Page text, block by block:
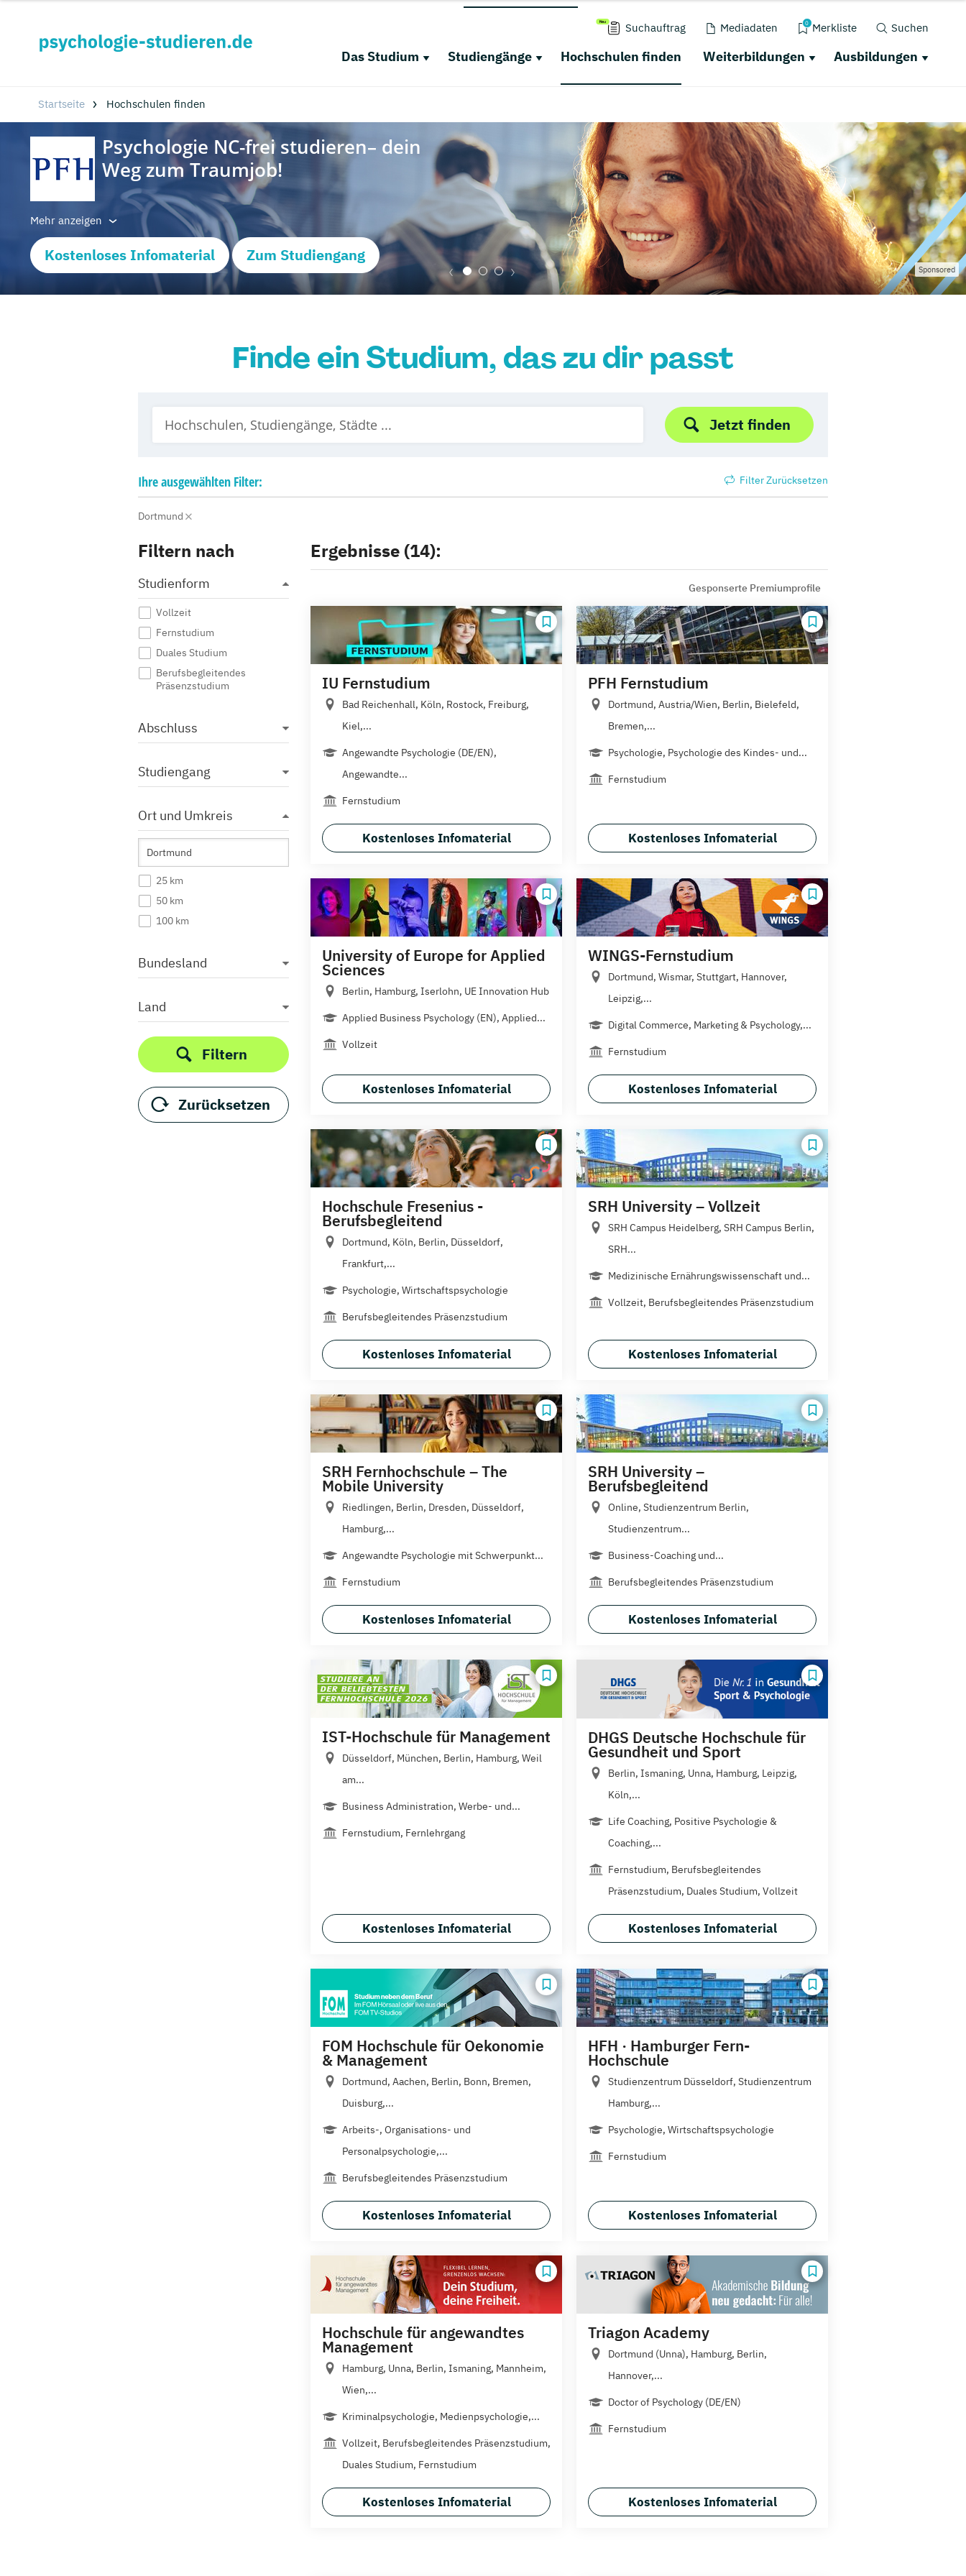
Suchauftrag Mediadaten 0 Merkliste Suchen
Das Studium Studiengänge Hochschulen finden Weiterbildungen Ausbildungen
Startseite Hochschulen finden
Mehr anzeigen
Kostenloses Infomaterial Zum Studiengang
Sponsored
Finde ein Studium, das zu dir passt
Jetzt finden
Ihreausgewählten Filter: Filter Zurücksetzen
Dortmund
Filtern nach
Studienform
Vollzeit
Fernstudium
Duales Studium
Berufsbegleitendes
Präsenzstudium
Abschluss
Studiengang
Ort und Umkreis
25 km
50 km
100 km
Bundesland
Land
Filtern
Zurücksetzen
Ergebnisse (14):
Gesponserte Premiumprofile
IU Fernstudium
Bad Reichenhall, Köln, Rostock, Freiburg,
Kiel,...
Angewandte Psychologie (DE/EN),
Angewandte...
Fernstudium
Kostenloses Infomaterial
PFH Fernstudium
Dortmund, Austria/Wien, Berlin, Bielefeld,
Bremen,...
Psychologie, Psychologie des Kindes- und...
Fernstudium
Kostenloses Infomaterial
University of Europe for Applied
Sciences
Berlin, Hamburg, Iserlohn, UE Innovation Hub
Applied Business Psychology (EN), Applied...
Vollzeit
Kostenloses Infomaterial
WINGS-Fernstudium
Dortmund, Wismar, Stuttgart, Hannover,
Leipzig,...
Digital Commerce, Marketing & Psychology,...
Fernstudium
Kostenloses Infomaterial
Hochschule Fresenius -
Berufsbegleitend
Dortmund, Köln, Berlin, Düsseldorf,
Frankfurt,...
Psychologie, Wirtschaftspsychologie
Berufsbegleitendes Präsenzstudium
Kostenloses Infomaterial
SRH University – Vollzeit
SRH Campus Heidelberg, SRH Campus Berlin,
SRH...
Medizinische Ernährungswissenschaft und...
Vollzeit, Berufsbegleitendes Präsenzstudium
Kostenloses Infomaterial
SRH Fernhochschule – The
Mobile University
Riedlingen, Berlin, Dresden, Düsseldorf,
Hamburg,...
Angewandte Psychologie mit Schwerpunkt...
Fernstudium
Kostenloses Infomaterial
SRH University –
Berufsbegleitend
Online, Studienzentrum Berlin,
Studienzentrum...
Business-Coaching und...
Berufsbegleitendes Präsenzstudium
Kostenloses Infomaterial
IST-Hochschule für Management
Düsseldorf, München, Berlin, Hamburg, Weil
am...
Business Administration, Werbe- und...
Fernstudium, Fernlehrgang
Kostenloses Infomaterial
DHGS Deutsche Hochschule für
Gesundheit und Sport
Berlin, Ismaning, Unna, Hamburg, Leipzig,
Köln,...
Life Coaching, Positive Psychologie &
Coaching,...
Fernstudium, Berufsbegleitendes
Präsenzstudium, Duales Studium, Vollzeit
Kostenloses Infomaterial
FOM Hochschule für Oekonomie
& Management
Dortmund, Aachen, Berlin, Bonn, Bremen,
Duisburg,...
Arbeits-, Organisations- und
Personalpsychologie,...
Berufsbegleitendes Präsenzstudium
Kostenloses Infomaterial
HFH · Hamburger Fern-
Hochschule
Studienzentrum Düsseldorf, Studienzentrum
Hamburg,...
Psychologie, Wirtschaftspsychologie
Fernstudium
Kostenloses Infomaterial
Hochschule für angewandtes
Management
Hamburg, Unna, Berlin, Ismaning, Mannheim,
Wien,...
Kriminalpsychologie, Medienpsychologie,...
Vollzeit, Berufsbegleitendes Präsenzstudium,
Duales Studium, Fernstudium
Kostenloses Infomaterial
Triagon Academy
Dortmund (Unna), Hamburg, Berlin,
Hannover,...
Doctor of Psychology (DE/EN)
Fernstudium
Kostenloses Infomaterial